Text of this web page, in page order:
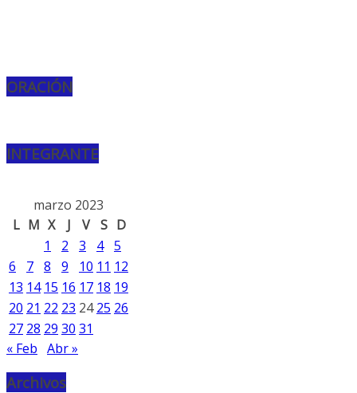
ORACIÓN
INTEGRANTE
marzo 2023
L M X J V S D
1
2 3 4 5
6
7 8 9 10 11 12
13 14 15 16 17 18 19
20 21 22 23 24 25 26
27 28 29 30 31
« Feb Abr »
Archivos